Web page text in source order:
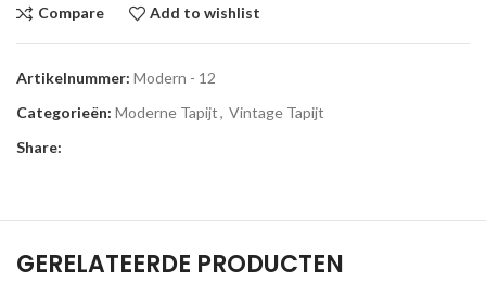
Compare Add to wishlist
Artikelnummer: Modern - 12
Categorieën: Moderne Tapijt, Vintage Tapijt
Share:
GERELATEERDE PRODUCTEN